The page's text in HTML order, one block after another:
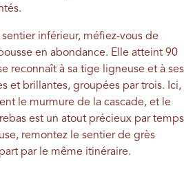
inférieur, méfiez-vous de
en abondance. Elle atteint 90
reconnaît à sa tige ligneuse et à ses
et brillantes, groupées par trois. Ici,
le murmure de la cascade, et le
est un atout précieux par temps
remontez le sentier de grès
par le même itinéraire.